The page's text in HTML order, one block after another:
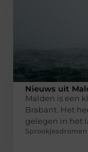
Nieuws uit
Malden is een
Brabant. Het
gelegen in het
Sprookjesdromen